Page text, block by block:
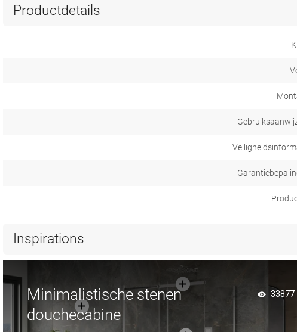
Productdetails
Inspirations
Minimalistische stenen
douchecabine
33877